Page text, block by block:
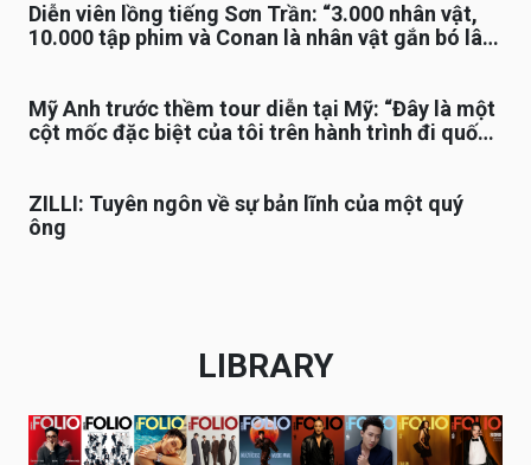
Diễn viên lồng tiếng Sơn Trần: “3.000 nhân vật,
10.000 tập phim và Conan là nhân vật gắn bó lâu
Mỹ Anh trước thềm tour diễn tại Mỹ: “Đây là một
cột mốc đặc biệt của tôi trên hành trình đi quốc
ZILLI: Tuyên ngôn về sự bản lĩnh của một quý
ông
LIBRARY